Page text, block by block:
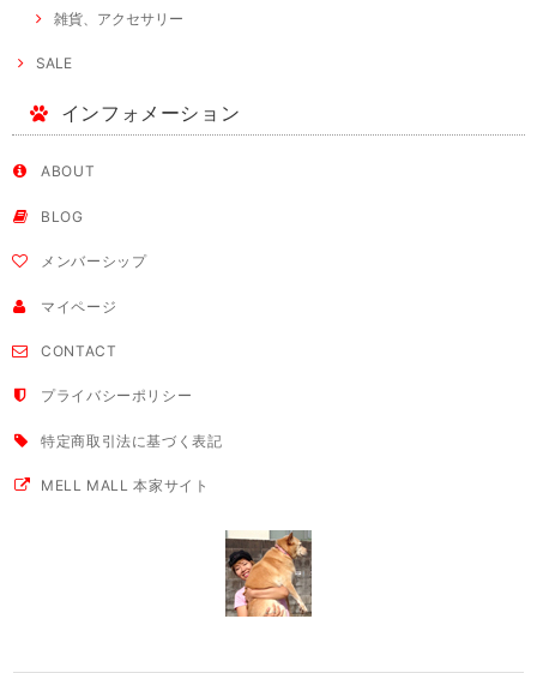
雑貨、アクセサリー
SALE
インフォメーション
ABOUT
BLOG
メンバーシップ
マイページ
CONTACT
プライバシーポリシー
特定商取引法に基づく表記
MELL MALL 本家サイト